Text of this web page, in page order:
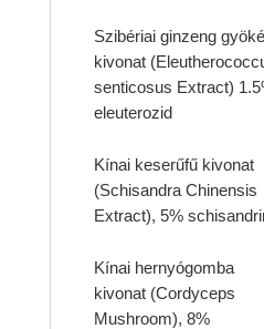
Szibériai ginzeng
kivonat
senticosus Extract)
eleuterozid
Kínai keserűfű kivonat
(Schisandra Chinensis
Extract), 5%
Kínai hernyógomba
kivonat (Cordyceps
Mushroom), 8%